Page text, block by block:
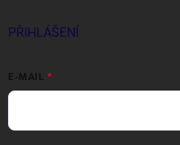
PŘIHLÁŠENÍ
E-MAIL